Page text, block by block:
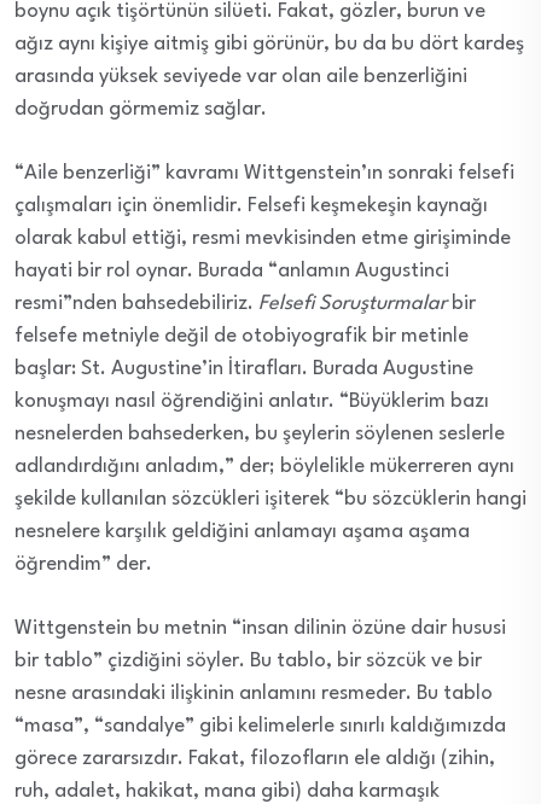
boynu açık tişörtünün silüeti. Fakat, gözler, burun ve
ağız aynı kişiye aitmiş gibi görünür, bu da bu dört kardeş
arasında yüksek seviyede var olan aile benzerliğini
doğrudan görmemiz sağlar.
“Aile benzerliği” kavramı Wittgenstein’ın sonraki felsefi
çalışmaları için önemlidir. Felsefi keşmekeşin kaynağı
olarak kabul ettiği, resmi mevkisinden etme girişiminde
hayati bir rol oynar. Burada “anlamın Augustinci
resmi”nden bahsedebiliriz. Felsefi Soruşturmalarbir
felsefe metniyle değil de otobiyografik bir metinle
başlar: St. Augustine’in İtirafları. Burada Augustine
konuşmayı nasıl öğrendiğini anlatır. “Büyüklerim bazı
nesnelerden bahsederken, bu şeylerin söylenen seslerle
adlandırdığını anladım,” der; böylelikle mükerreren aynı
şekilde kullanılan sözcükleri işiterek “bu sözcüklerin hangi
nesnelere karşılık geldiğini anlamayı aşama aşama
öğrendim” der.
Wittgenstein bu metnin “insan dilinin özüne dair hususi
bir tablo” çizdiğini söyler. Bu tablo, bir sözcük ve bir
nesne arasındaki ilişkinin anlamını resmeder. Bu tablo
“masa”, “sandalye” gibi kelimelerle sınırlı kaldığımızda
görece zararsızdır. Fakat, filozofların ele aldığı (zihin,
ruh, adalet, hakikat, mana gibi) daha karmaşık